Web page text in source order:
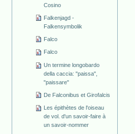
Cosino
Falkenjagd -
Falkensymbolik
Falco
Falco
Un termine longobardo
della caccia: "paissa",
"paissare"
De Falconibus et Girofalcis
Les épithètes de l'oiseau
de vol. d'un savoir-faire à
un savoir-nommer